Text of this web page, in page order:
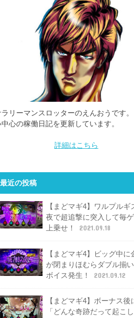
ラリーマンスロッターのえんおうです
心の稼働日記を更新しています。
詳細はこちら
最近の投稿
【まどマギ4】ワルプルギ
夜で超追撃に突入して毎
上乗せ！
2021.09.18
【まどマギ4】ビッグ中に
が閉まりほむらダブル揃
ボイス発生！
2021.09.12
【まどマギ4】ボーナス後
「どんな奇跡だって起こ